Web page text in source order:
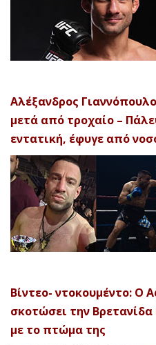
Αλέξανδρος
μετά από τροχαίο –
εντατική, έφυγε από
Βίντεο- ντοκουμέντο: Ο
σκοτώσει την
με το πτώμα της